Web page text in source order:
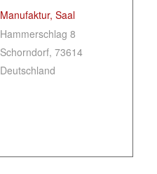
Manufaktur, Saal
Hammerschlag 8
Schorndorf, 73614
Deutschland